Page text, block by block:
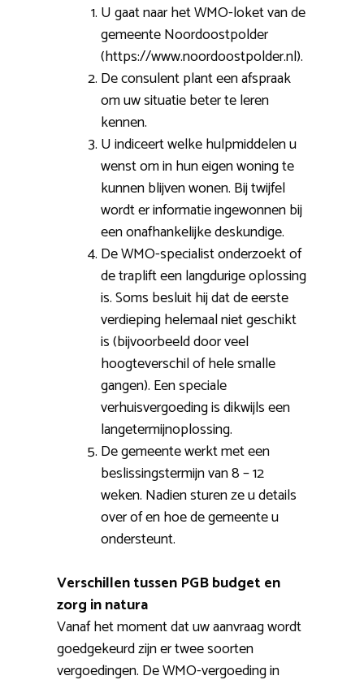
U gaat naar het WMO-loket van de
gemeente Noordoostpolder
(https://www.noordoostpolder.nl).
De consulent plant een afspraak
om uw situatie beter te leren
kennen.
U indiceert welke hulpmiddelen u
wenst om in hun eigen woning te
kunnen blijven wonen. Bij twijfel
wordt er informatie ingewonnen bij
een onafhankelijke deskundige.
De WMO-specialist onderzoekt of
de traplift een langdurige oplossing
is. Soms besluit hij dat de eerste
verdieping helemaal niet geschikt
is (bijvoorbeeld door veel
hoogteverschil of hele smalle
gangen). Een speciale
verhuisvergoeding is dikwijls een
langetermijnoplossing.
De gemeente werkt met een
beslissingstermijn van 8 – 12
weken. Nadien sturen ze u details
over of en hoe de gemeente u
ondersteunt.
Verschillen tussen PGB budget en
zorg in natura
Vanaf het moment dat uw aanvraag wordt
goedgekeurd zijn er twee soorten
vergoedingen. De WMO-vergoeding in